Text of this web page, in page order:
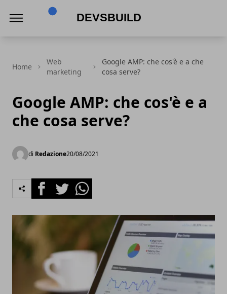
Home
Web
marketing
Google AMP: che cos'è e a che
cosa serve?
Google AMP: che cos'è e a
che cosa serve?
di Redazione20/08/2021
FacebookTwitterWhatsapp